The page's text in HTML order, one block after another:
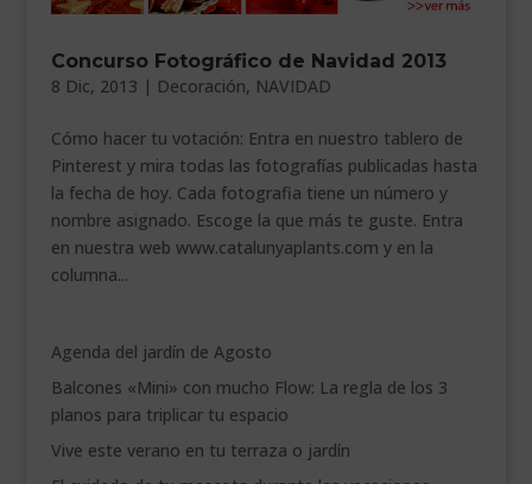
Concurso Fotográfico de Navidad 2013
8 Dic, 2013 | Decoración, NAVIDAD
Cómo hacer tu votación: Entra en nuestro tablero de
Pinterest y mira todas las fotografías publicadas hasta
la fecha de hoy. Cada fotografia tiene un número y
nombre asignado. Escoge la que más te guste. Entra
en nuestra web www.catalunyaplants.com y en la
columna...
Agenda del jardín de Agosto
Balcones «Mini» con mucho Flow: La regla de los 3
planos para triplicar tu espacio
Vive este verano en tu terraza o jardín